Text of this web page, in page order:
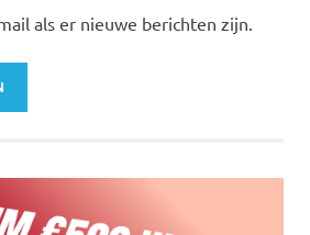
als er nieuwe berichten zijn.